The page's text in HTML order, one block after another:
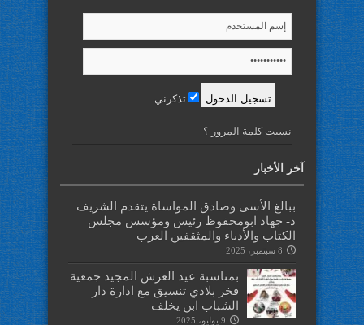
تذكرني
نسيت كلمة المرور ؟
آخر الأخبار
ببالغ الأسى وصادق المواساة يتقدم الشريف
د- جهاد ابومحفوظ رئيس ومؤسس مجلس
الكتاب والأدباء والمثقفين العرب
8 سبتمبر، 2025
بمناسبة عيد العرش المجيد جمعية
فخر بلادي تنسيق مع ادارة دار
الشباب ابن يخلف
9 يوليو، 2025